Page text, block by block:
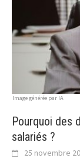
Image générée par IA
Pourquoi des
salariés ?
25 novembre